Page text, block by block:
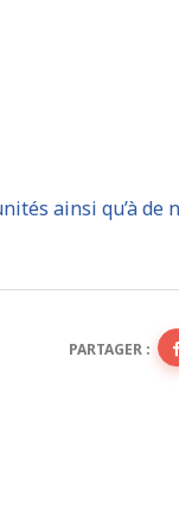
ainsi qu’à de
PARTAGER :